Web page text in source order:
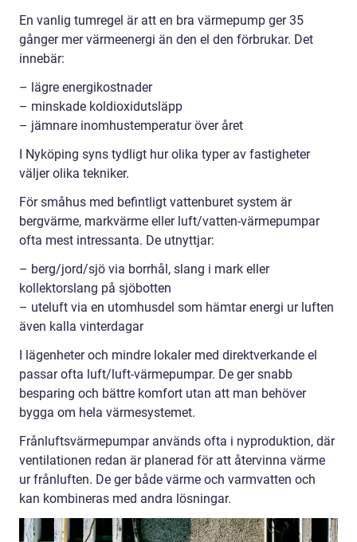
En vanlig tumregel är att en bra värmepump ger 35
gånger mer värmeenergi än den el den förbrukar. Det
innebär:
– lägre energikostnader
– minskade koldioxidutsläpp
– jämnare inomhustemperatur över året
I Nyköping syns tydligt hur olika typer av fastigheter
väljer olika tekniker.
För småhus med befintligt vattenburet system är
bergvärme, markvärme eller luft/vatten-värmepumpar
ofta mest intressanta. De utnyttjar:
– berg/jord/sjö via borrhål, slang i mark eller
kollektorslang på sjöbotten
– uteluft via en utomhusdel som hämtar energi ur luften
även kalla vinterdagar
I lägenheter och mindre lokaler med direktverkande el
passar ofta luft/luft-värmepumpar. De ger snabb
besparing och bättre komfort utan att man behöver
bygga om hela värmesystemet.
Frånluftsvärmepumpar används ofta i nyproduktion, där
ventilationen redan är planerad för att återvinna värme
ur frånluften. De ger både värme och varmvatten och
kan kombineras med andra lösningar.